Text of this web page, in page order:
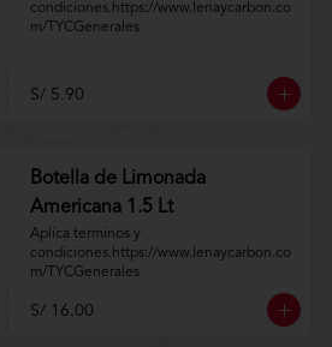
condiciones.https://www.lenaycarbon.co
m/TYCGenerales
S/ 5.90
Botella de Limonada
Americana 1.5 Lt
Aplica terminos y
condiciones.https://www.lenaycarbon.co
m/TYCGenerales
S/ 16.00